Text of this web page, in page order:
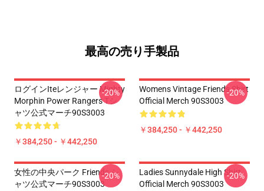
最高の売り手製品
ログインiteレンジャー Mighty
Morphin Power Rangers Tシ
ャツ公式マーチ90S3003
￥384,250 - ￥442,250
-20%
Womens Vintage Friends Shirt
Official Merch 90S3003
￥384,250 - ￥442,250
-20%
女性の中央パーク Friends シ
ャツ公式マーチ90S3003
-20%
Ladies Sunnydale High Shirt
Official Merch 90S3003
-20%